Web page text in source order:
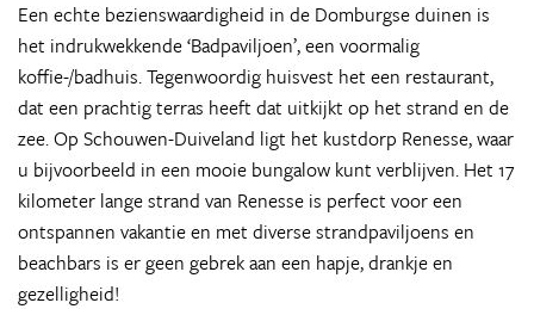
Een echte bezienswaardigheid in de Domburgse duinen is
het indrukwekkende ‘Badpaviljoen’, een voormalig
koffie-/badhuis. Tegenwoordig huisvest het een restaurant,
dat een prachtig terras heeft dat uitkijkt op het strand en de
zee. Op Schouwen-Duiveland ligt het kustdorp Renesse, waar
u bijvoorbeeld in een mooie bungalow kunt verblijven. Het 17
kilometer lange strand van Renesse is perfect voor een
ontspannen vakantie en met diverse strandpaviljoens en
beachbars is er geen gebrek aan een hapje, drankje en
gezelligheid!